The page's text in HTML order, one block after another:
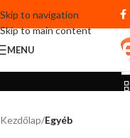
Skip to navigation
Skip to main content
MENU
Kezdőlap/Egyéb